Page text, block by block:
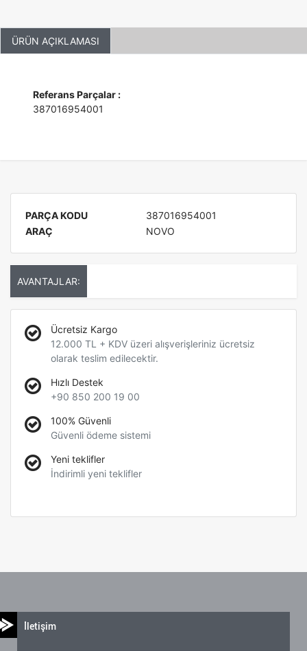
ÜRÜN AÇIKLAMASI
Referans Parçalar :
387016954001
PARÇA KODU
387016954001
ARAÇ
NOVO
AVANTAJLAR:
Ücretsiz Kargo
12.000 TL + KDV üzeri alışverişleriniz ücretsiz
olarak teslim edilecektir.
Hızlı Destek
+90 850 200 19 00
100% Güvenli
Güvenli ödeme sistemi
Yeni teklifler
İndirimli yeni teklifler
İletişim